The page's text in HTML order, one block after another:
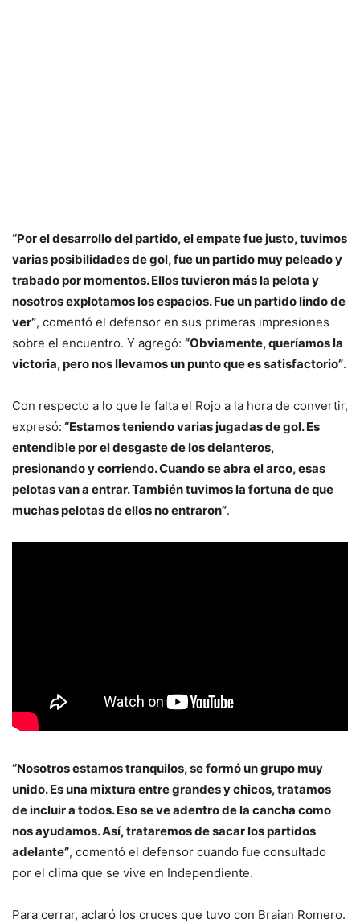
“Por el desarrollo del partido, el empate fue justo, tuvimos
varias posibilidades de gol, fue un partido muy peleado y
trabado por momentos. Ellos tuvieron más la pelota y
nosotros explotamos los espacios. Fue un partido lindo de
ver”, comentó el defensor en sus primeras impresiones
sobre el encuentro. Y agregó: “Obviamente, queríamos la
victoria, pero nos llevamos un punto que es satisfactorio”.
Con respecto a lo que le falta el Rojo a la hora de convertir,
expresó: “Estamos teniendo varias jugadas de gol. Es
entendible por el desgaste de los delanteros,
presionando y corriendo. Cuando se abra el arco, esas
pelotas van a entrar. También tuvimos la fortuna de que
muchas pelotas de ellos no entraron”.
“Nosotros estamos tranquilos, se formó un grupo muy
unido. Es una mixtura entre grandes y chicos, tratamos
de incluir a todos. Eso se ve adentro de la cancha como
nos ayudamos. Así, trataremos de sacar los partidos
adelante”, comentó el defensor cuando fue consultado
por el clima que se vive en Independiente.
Para cerrar, aclaró los cruces que tuvo con Braian Romero.